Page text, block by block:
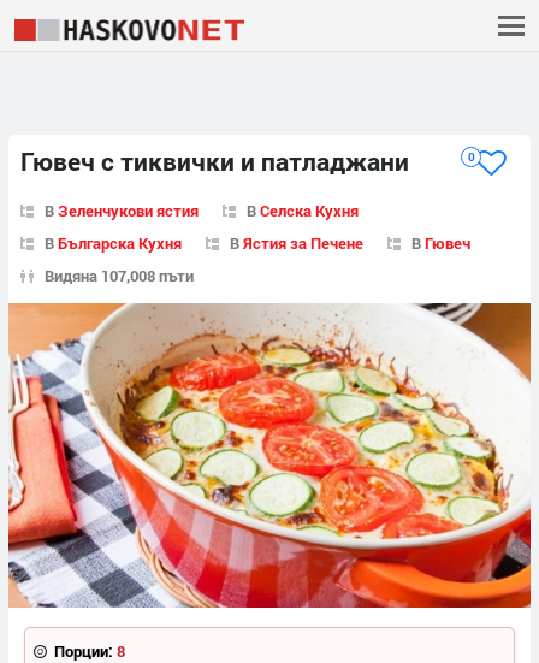
Гювеч с тиквички и патладжани 0
ВЗеленчукови ястия ВСелска Кухня
ВБългарска Кухня ВЯстия за Печене ВГювеч
Видяна 107,008 пъти
Порции: 8